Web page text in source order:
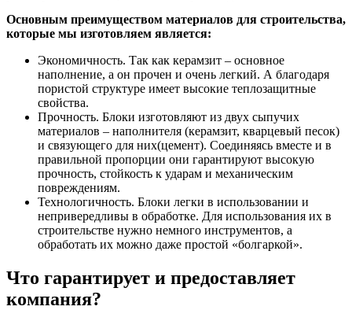
Основным преимуществом материалов для строительства,
которые мы изготовляем является:
Экономичность. Так как керамзит – основное
наполнение, а он прочен и очень легкий. А благодаря
пористой структуре имеет высокие теплозащитные
свойства.
Прочность. Блоки изготовляют из двух сыпучих
материалов – наполнителя (керамзит, кварцевый песок)
и связующего для них(цемент). Соединяясь вместе и в
правильной пропорции они гарантируют высокую
прочность, стойкость к ударам и механическим
повреждениям.
Технологичность. Блоки легки в использовании и
непривередливы в обработке. Для использования их в
строительстве нужно немного инструментов, а
обработать их можно даже простой «болгаркой».
Что гарантирует и предоставляет
компания?